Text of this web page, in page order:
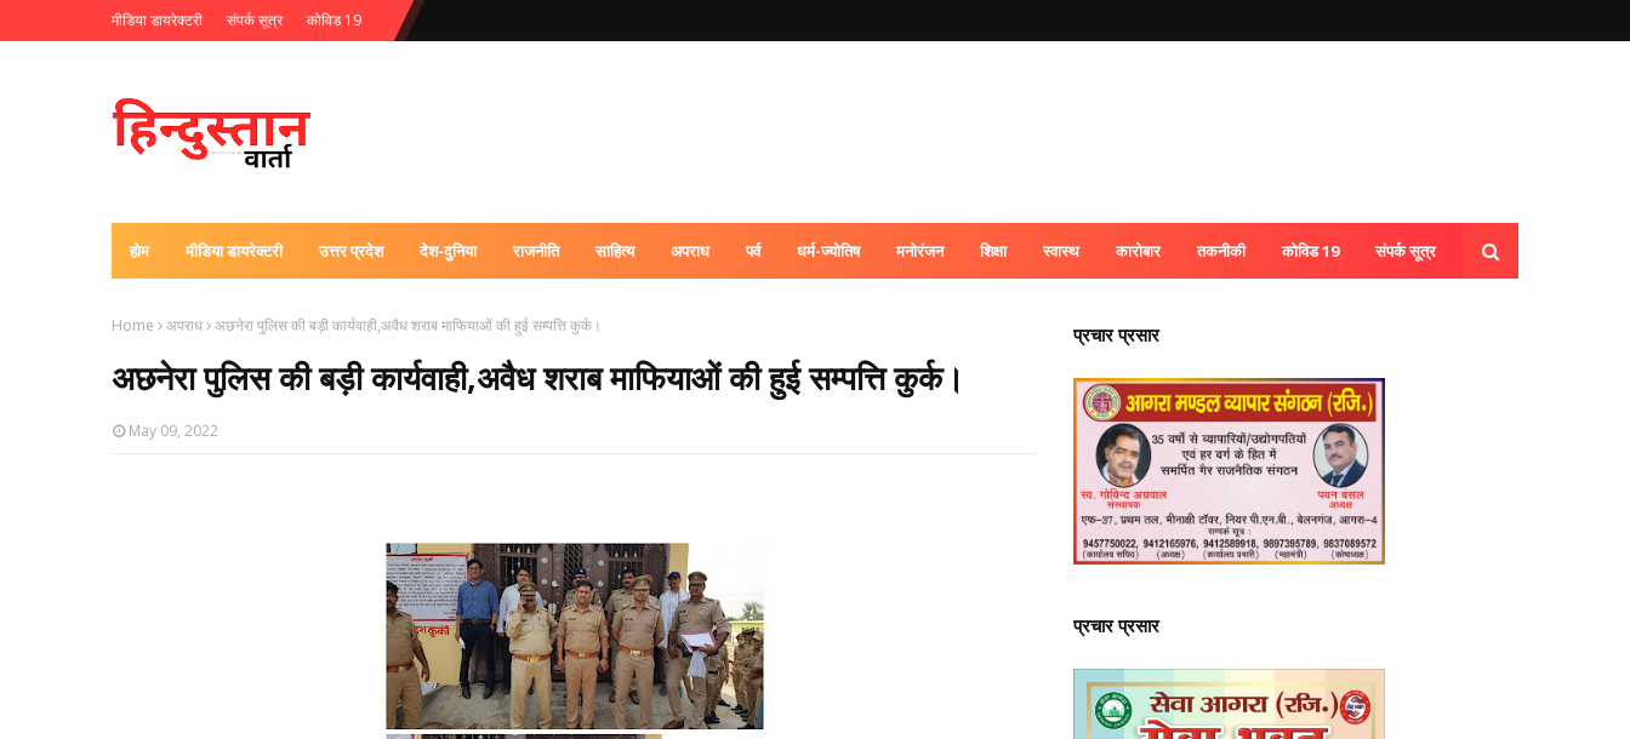
मीडिया डायरेक्टरी संपर्क सूत्र कोविड 19
होम मीडिया डायरेक्टरी उत्तर प्रदेश देश-दुनिया राजनीति साहित्य अपराध पर्व धर्म-ज्योतिष मनोरंजन शिक्षा स्वास्थ कारोबार तकनीकी कोविड 19 संपर्क सूत्र
Home अपराध अछनेरा पुलिस की बड़ी कार्यवाही,अवैध शराब माफियाओं की हुई सम्पत्ति कुर्क।
अछनेरा पुलिस की बड़ी कार्यवाही,अवैध शराब माफियाओं की हुई सम्पत्ति कुर्क।
May 09, 2022
प्रचार प्रसार
प्रचार प्रसार